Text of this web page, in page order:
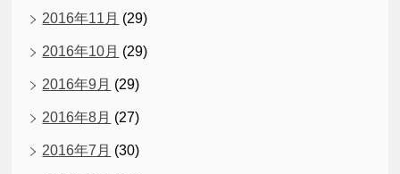
2016年11月 (29)
2016年10月 (29)
2016年9月 (29)
2016年8月 (27)
2016年7月 (30)